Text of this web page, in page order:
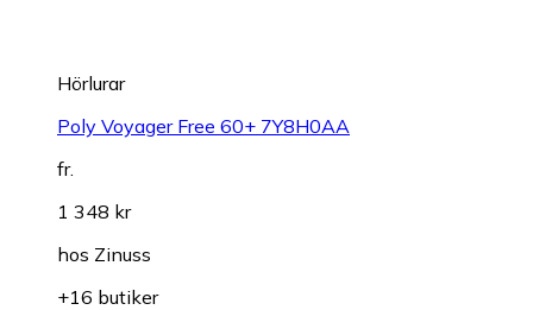
Hörlurar
Poly Voyager Free 60+ 7Y8H0AA
fr.
1 348 kr
hos Zinuss
+16 butiker